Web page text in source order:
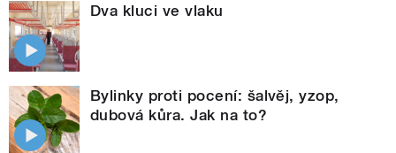
Dva kluci ve vlaku
Bylinky proti pocení: šalvěj, yzop,
dubová kůra. Jak na to?